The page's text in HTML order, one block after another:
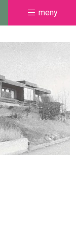
meny